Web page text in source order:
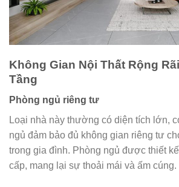
Không Gian Nội Thất Rộng
Tầng
Phòng ngủ riêng tư
Loại nhà này thường có diện tích lớn,
ngủ đảm bảo đủ không gian riêng tư
trong gia đình. Phòng ngủ được thiết
cấp, mang lại sự thoải mái và ấm cúng.